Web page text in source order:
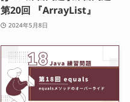
第20回 『ArrayList』
2024年5月8日